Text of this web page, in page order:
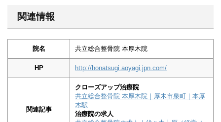
関連情報
院名 共立総合整骨院 本厚木院
HP http://honatsugi.aoyagi.jpn.com/
関連記事
クローズアップ治療院
共立総合整骨院 本厚木院｜厚木市泉町｜本厚
木駅
治療院の求人